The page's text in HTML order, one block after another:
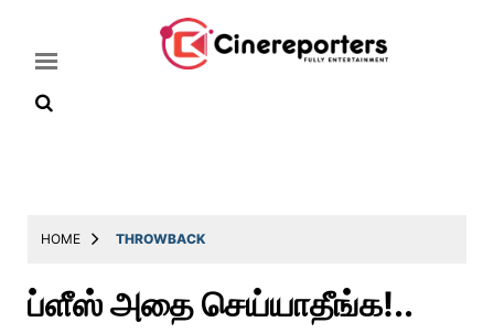
Latest
Throwback
HOME THROWBACK
ப்ளீஸ் அதை செய்யாதீங்க!..